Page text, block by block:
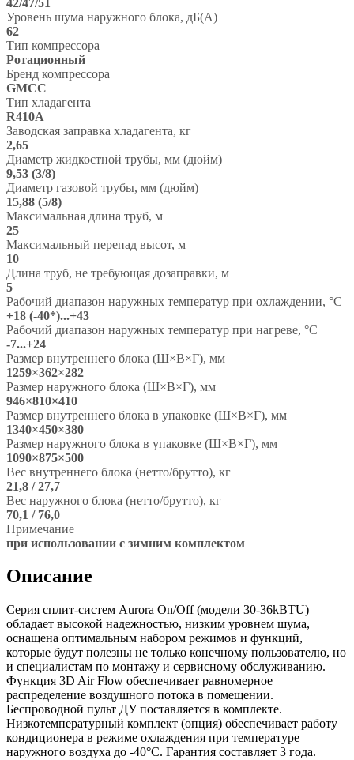
Уровень шума наружного блока, дБ(А)
62
Тип компрессора
Ротационный
Бренд компрессора
GMCC
Тип хладагента
R410A
Заводская заправка хладагента, кг
2,65
Диаметр жидкостной трубы, мм (дюйм)
9,53 (3/8)
Диаметр газовой трубы, мм (дюйм)
15,88 (5/8)
Максимальная длина труб, м
25
Максимальный перепад высот, м
10
Длина труб, не требующая дозаправки, м
5
Рабочий диапазон наружных температур при охлаждении, °C
+18 (-40*)...+43
Рабочий диапазон наружных температур при нагреве, °C
-7...+24
Размер внутреннего блока (Ш×В×Г), мм
1259×362×282
Размер наружного блока (Ш×В×Г), мм
946×810×410
Размер внутреннего блока в упаковке (Ш×В×Г), мм
1340×450×380
Размер наружного блока в упаковке (Ш×В×Г), мм
1090×875×500
Вес внутреннего блока (нетто/брутто), кг
21,8 / 27,7
Вес наружного блока (нетто/брутто), кг
70,1 / 76,0
Примечание
при использовании с зимним комплектом
Описание
Серия сплит-систем Aurora On/Off (модели 30-36kBTU)
обладает высокой надежностью, низким уровнем шума,
оснащена оптимальным набором режимов и функций,
которые будут полезны не только конечному пользователю, но
и специалистам по монтажу и сервисному обслуживанию.
Функция 3D Air Flow обеспечивает равномерное
распределение воздушного потока в помещении.
Беспроводной пульт ДУ поставляется в комплекте.
Низкотемпературный комплект (опция) обеспечивает работу
кондиционера в режиме охлаждения при температуре
наружного воздуха до -40°С. Гарантия составляет 3 года.